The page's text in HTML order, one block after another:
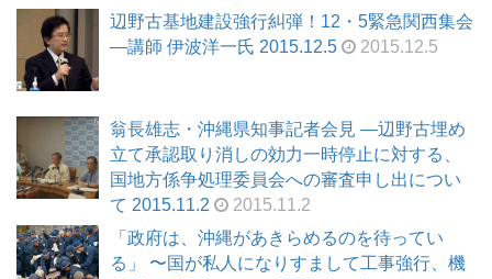
辺野古基地建設強行糾弾！12・5緊急関西集会
―講師 伊波洋一氏 2015.12.5
2015.12.5
翁長雄志・沖縄県知事記者会見 ―辺野古埋め
立て承認取り消しの効力一時停止に対する、
国地方係争処理委員会への審査申し出につい
て 2015.11.2
2015.11.2
「政府は、沖縄があきらめるのを待ってい
る」 〜国が私人になりすまして工事強行、機